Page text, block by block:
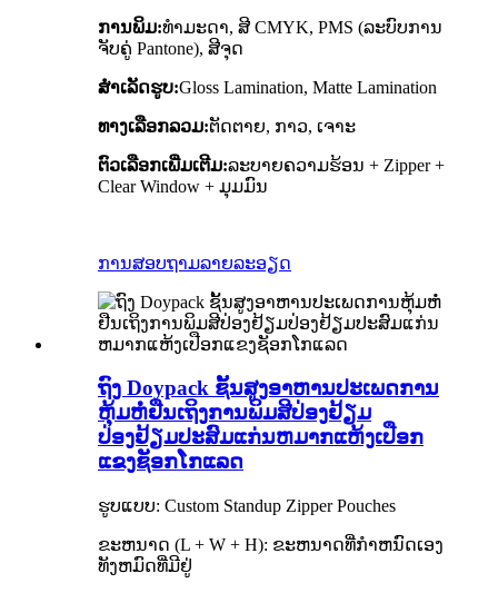
ການພິມ:ທຳມະດາ, ສີ CMYK, PMS (ລະບົບການ
ຈັບຄູ່ Pantone), ສີຈຸດ
ສໍາເລັດຮູບ:Gloss Lamination, Matte Lamination
ທາງເລືອກລວມ:ຕັດຕາຍ, ກາວ, ເຈາະ
ຕົວເລືອກເພີ່ມເຕີມ:ລະບາຍຄວາມຮ້ອນ + Zipper +
Clear Window + ມຸມມົນ
ການສອບຖາມລາຍລະອຽດ
ຖົງ Doypack ຊັ້ນສູງອາຫານປະເພດການ
ຫຸ້ມຫໍ່ຢືນເຖິງການພິມສີປ່ອງຢ້ຽມ
ປ່ອງຢ້ຽມປະສົມແກ່ນຫມາກແຫ້ງເປືອກ
ແຂງຊັອກໂກແລດ
ຮູບແບບ: Custom Standup Zipper Pouches
ຂະຫນາດ (L + W + H): ຂະຫນາດທີ່ກໍາຫນົດເອງ
ທັງຫມົດທີ່ມີຢູ່